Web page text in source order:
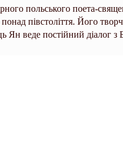
польського поета-
півстоліття. Його
Ян веде постійний діалог з